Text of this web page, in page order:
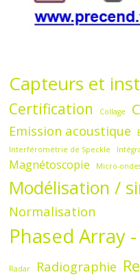
Capteurs et
Certification Collage
Emission acoustique
Interférométrie de Speckle
Magnétoscopie Micro-
Modélisation /
Normalisation
Phased Array
Radar Radiographie